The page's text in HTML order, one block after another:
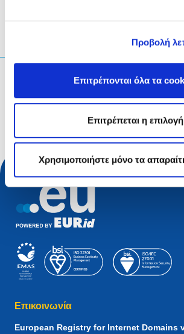
Προβολή
Επιτρέπονται όλα τα
Επιτρέπεται η επιλογή
Χρησιμοποιήστε μόνο τα
Τι ψάχνετε;
Ερώτηση αναζήτησης
Επικοινωνία
European Registry for Internet Domains